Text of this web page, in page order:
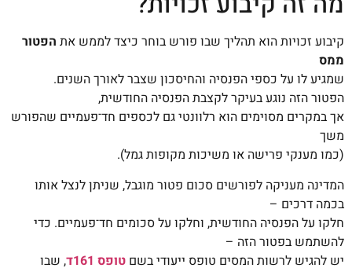
קיבוע זכויות הוא תהליך שבו פורש בוחר כיצד לממש את הפטור
ממס
שמגיע לו על כספי הפנסיה והחיסכון שצבר לאורך השנים.
הפטור הזה נוגע בעיקר לקצבת הפנסיה החודשית,
אך במקרים מסוימים הוא רלוונטי גם לכספים חד־פעמיים שהפורש
משך
(כמו מענקי פרישה או משיכות מקופות גמל).
המדינה מעניקה לפורשים סכום פטור מוגבל, שניתן לנצל אותו
בכמה דרכים –
חלקו על הפנסיה החודשית, וחלקו על סכומים חד־פעמיים. כדי
להשתמש בפטור הזה –
יש להגיש לרשות המסים טופס ייעודי בשם טופס 161ד
, שבו